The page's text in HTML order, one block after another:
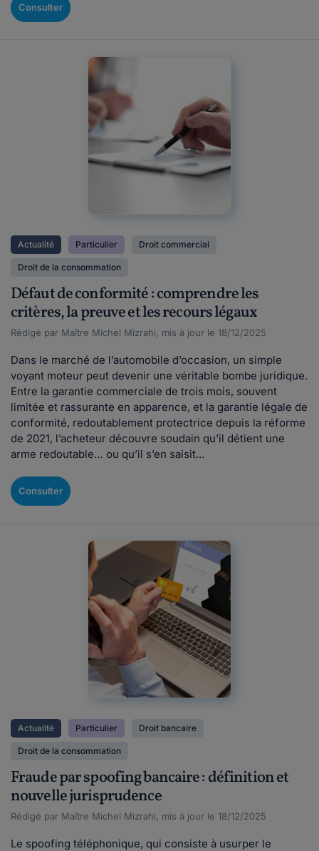
Consulter
Actualité Particulier Droit commercial
Droit de la consommation
Défaut de conformité : comprendre les
critères, la preuve et les recours légaux
Rédigé par Maître Michel Mizrahi, mis à jour le 18/12/2025
Dans le marché de l’automobile d’occasion, un simple
voyant moteur peut devenir une véritable bombe juridique.
Entre la garantie commerciale de trois mois, souvent
limitée et rassurante en apparence, et la garantie légale de
conformité, redoutablement protectrice depuis la réforme
de 2021, l’acheteur découvre soudain qu’il détient une
arme redoutable… ou qu’il s’en saisit...
Consulter
Actualité Particulier Droit bancaire
Droit de la consommation
Fraude par spoofing bancaire : définition et
nouvelle jurisprudence
Rédigé par Maître Michel Mizrahi, mis à jour le 18/12/2025
Le spoofing téléphonique, qui consiste à usurper le